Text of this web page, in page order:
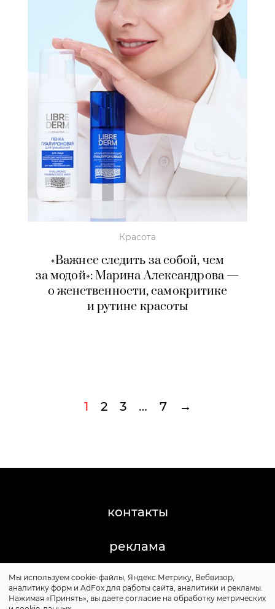
Красота
«Важнее следить за собой, чем
за модой»: Марина Александрова —
о женственности, самокритике
и рутине красоты
1 2 3 … 7 →
контакты
реклама
©2011-2026 Posta-Magazine
Сайт может содержать контент, не предназначенный
для лиц младше 16 лет.
Мы используем cookie-файлы, Яндекс.Метрику, Вебвизор,
аналитику форм и AdFox для работы сайта, аналитики и рекламы.
Нажимая «Принять», вы даете согласие на обработку метрических